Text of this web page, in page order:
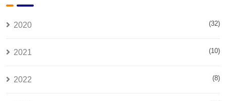
2020 (32)
2021 (10)
2022 (8)